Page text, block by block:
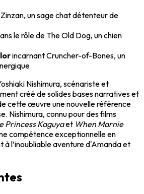
un sage chat détenteur de
le rôle de The Old Dog, un chien
incarnant Cruncher-of-Bones, un
Nishimura, scénariste et
créé de solides bases narratives et
cette œuvre une nouvelle référence
Nishimura, connu pour des films
Princess Kaguyaet When Marnie
compétence exceptionnelle en
l’inoubliable aventure d'Amanda et